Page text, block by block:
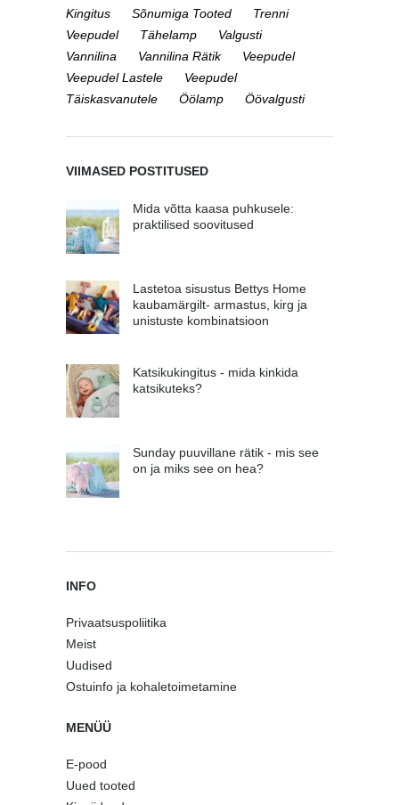
Kingitus
Sõnumiga Tooted
Trenni
Veepudel
Tähelamp
Valgusti
Vannilina
Vannilina Rätik
Veepudel
Veepudel Lastele
Veepudel
Täiskasvanutele
Öölamp Öövalgusti
VIIMASED POSTITUSED
Mida võtta kaasa puhkusele:
praktilised soovitused
Lastetoa sisustus Bettys Home
kaubamärgilt- armastus, kirg ja
unistuste kombinatsioon
Katsikukingitus - mida kinkida
katsikuteks?
Sunday puuvillane rätik - mis see
on ja miks see on hea?
INFO
Privaatsuspoliitika
Meist
Uudised
Ostuinfo ja kohaletoimetamine
MENÜÜ
E-pood
Uued tooted